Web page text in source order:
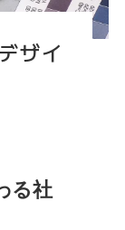
ザイ
る社